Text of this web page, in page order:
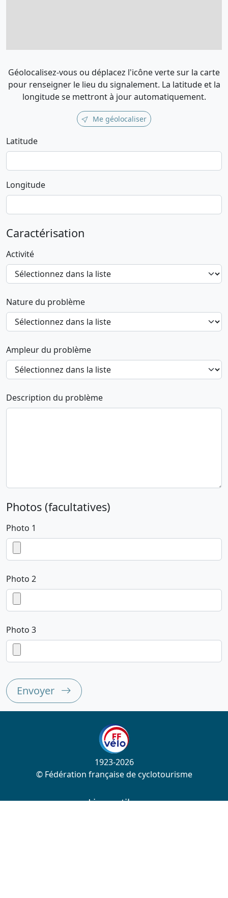
Géolocalisez-vous ou déplacez l'icône verte sur la carte
pour renseigner le lieu du signalement. La latitude et la
longitude se mettront à jour automatiquement.
Me géolocaliser
Latitude
Longitude
Caractérisation
Activité
Nature du problème
Ampleur du problème
Description du problème
Photos (facultatives)
Photo 1
Photo 2
Photo 3
Envoyer
1923-2026
© Fédération française de cyclotourisme
Liens utiles